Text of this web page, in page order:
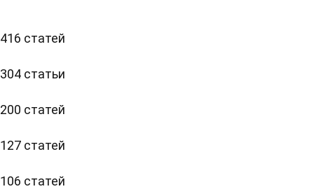
416 статей
304 статьи
200 статей
127 статей
106 статей